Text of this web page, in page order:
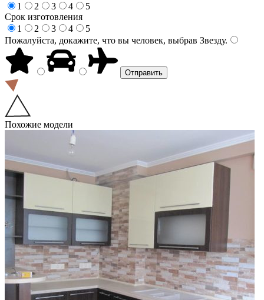
1
2 3 4
5
Срок изготовления
1
2 3 4
5
Пожалуйста, докажите, что вы человек, выбрав Звезду.
Похожие модели